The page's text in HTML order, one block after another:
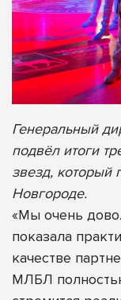
Генеральный
подвёл итоги
звезд,
Новгороде.
«Мы очень
показала
качестве
МЛБЛ